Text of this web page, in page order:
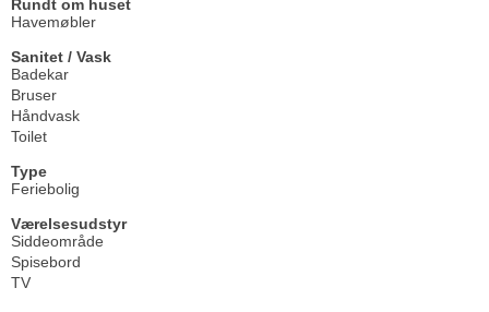
Rundt om huset
Havemøbler
Sanitet / Vask
Badekar
Bruser
Håndvask
Toilet
Type
Feriebolig
Værelsesudstyr
Siddeområde
Spisebord
TV